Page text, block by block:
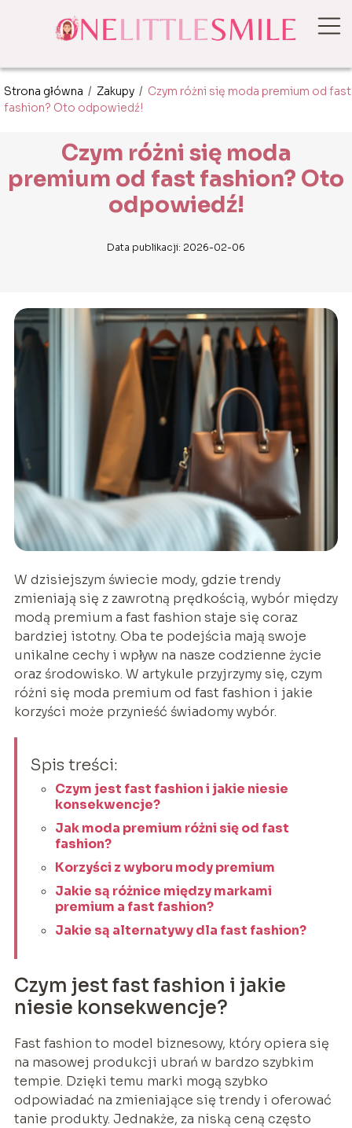
Strona główna / Zakupy / Czym różni się moda premium od fast
fashion? Oto odpowiedź!
Czym różni się moda
premium od fast fashion? Oto
odpowiedź!
Data publikacji: 2026-02-06
W dzisiejszym świecie mody, gdzie trendy
zmieniają się z zawrotną prędkością, wybór między
modą premium a fast fashion staje się coraz
bardziej istotny. Oba te podejścia mają swoje
unikalne cechy i wpływ na nasze codzienne życie
oraz środowisko. W artykule przyjrzymy się, czym
różni się moda premium od fast fashion i jakie
korzyści może przynieść świadomy wybór.
Spis treści:
Czym jest fast fashion i jakie niesie
konsekwencje?
Jak moda premium różni się od fast
fashion?
Korzyści z wyboru mody premium
Jakie są różnice między markami
premium a fast fashion?
Jakie są alternatywy dla fast fashion?
Czym jest fast fashion i jakie
niesie konsekwencje?
Fast fashion to model biznesowy, który opiera się
na masowej produkcji ubrań w bardzo szybkim
tempie. Dzięki temu marki mogą szybko
odpowiadać na zmieniające się trendy i oferować
tanie produkty. Jednakże, za niską ceną często